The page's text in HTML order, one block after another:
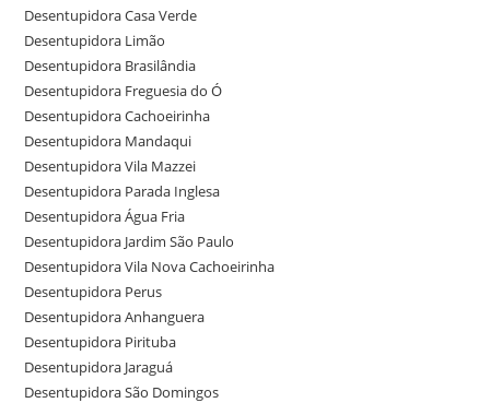
Desentupidora Casa Verde
Desentupidora Limão
Desentupidora Brasilândia
Desentupidora Freguesia do Ó
Desentupidora Cachoeirinha
Desentupidora Mandaqui
Desentupidora Vila Mazzei
Desentupidora Parada Inglesa
Desentupidora Água Fria
Desentupidora Jardim São Paulo
Desentupidora Vila Nova Cachoeirinha
Desentupidora Perus
Desentupidora Anhanguera
Desentupidora Pirituba
Desentupidora Jaraguá
Desentupidora São Domingos